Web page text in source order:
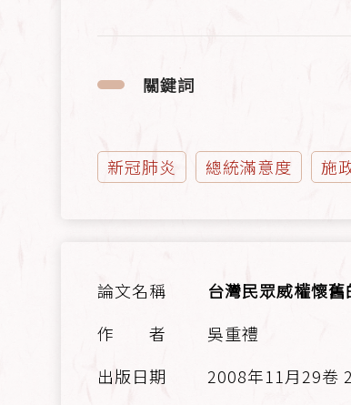
關鍵詞
新冠肺炎 總統滿意度 施
台灣民眾威權懷
吳重禮
2008年11月29卷